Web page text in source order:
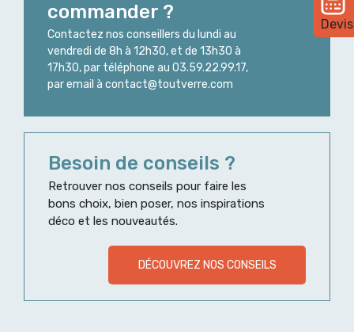
Devis
commander ?
Contactez nos conseillers du lundi au
vendredi de 8h à 12h30, et de 13h30 à
17h30, par téléphone au 03.59.22.99.17,
par email à contact@toutverre.com
Besoin de conseils ?
Retrouver nos conseils pour faire les
bons choix, bien poser, nos inspirations
déco et les nouveautés.
DÉCOUVREZ NOS CONSEILS